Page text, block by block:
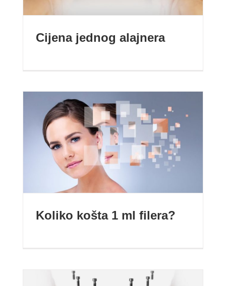
Cijena jednog alajnera
Koliko košta 1 ml filera?
Koliko košta 1 ml filera?